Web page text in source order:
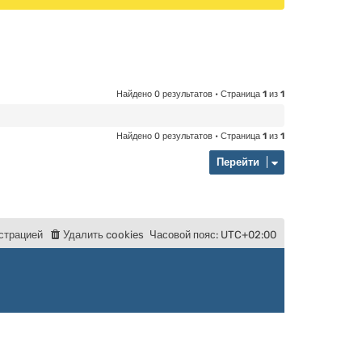
Найдено 0 результатов • Страница 1 из 1
Найдено 0 результатов • Страница 1 из 1
Перейти
Часовой пояс: UTC+02:00
Удалить cookies
трацией